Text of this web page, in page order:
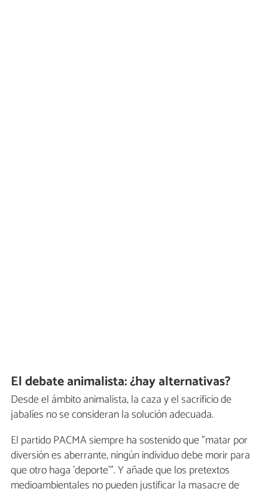
El debate animalista: ¿hay alternativas?
Desde el ámbito animalista, la caza y el sacrificio de
jabalíes no se consideran la solución adecuada.
El partido PACMA siempre ha sostenido que "matar por
diversión es aberrante, ningún individuo debe morir para
que otro haga 'deporte'". Y añade que los pretextos
medioambientales no pueden justificar la masacre de